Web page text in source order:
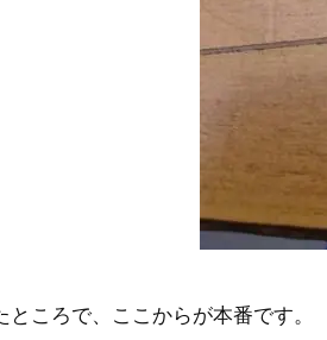
ころで、ここからが本番です。